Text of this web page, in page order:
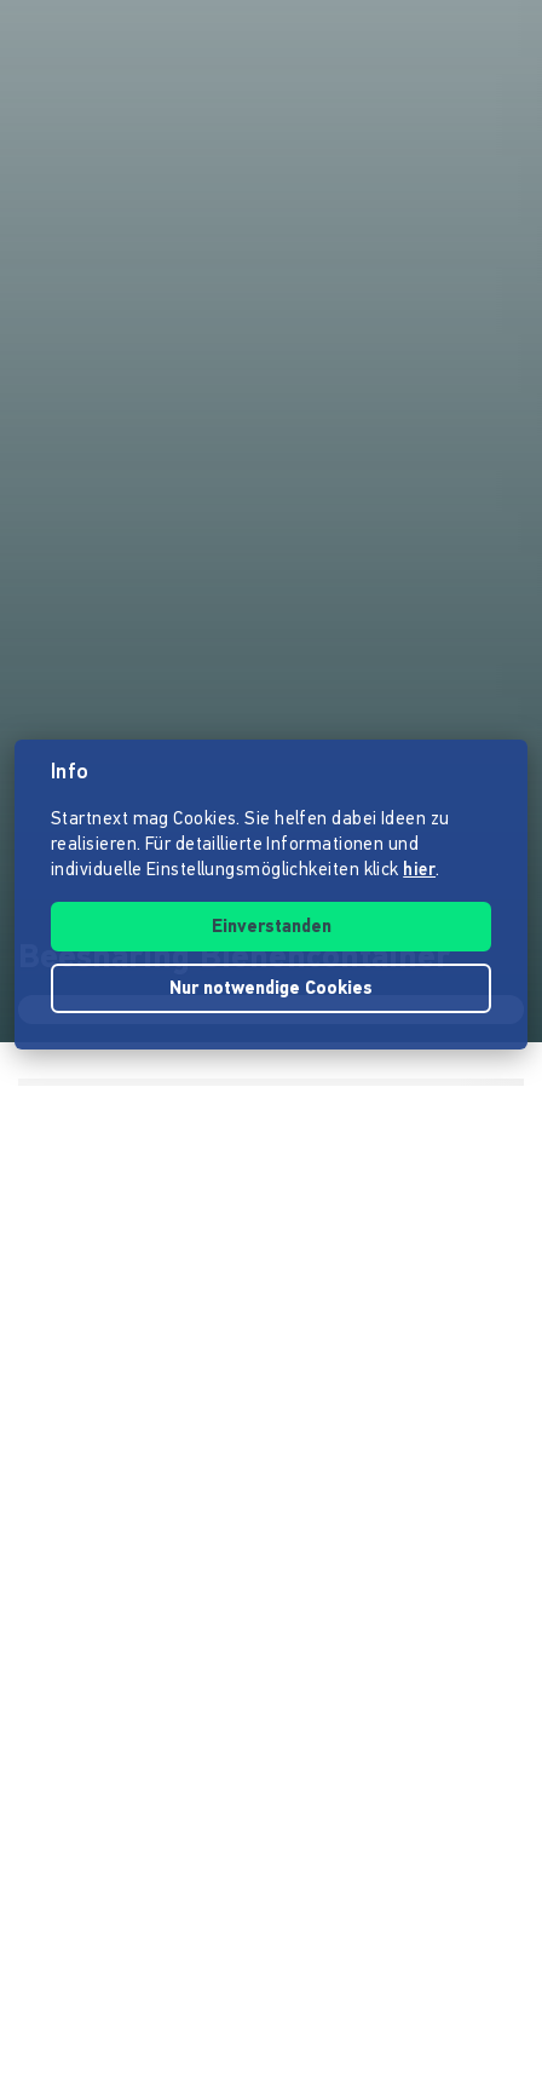
Beesharing Bienencontainer
Info
Startnext mag Cookies. Sie helfen dabei Ideen zu
realisieren. Für detaillierte Informationen und
individuelle Einstellungsmöglichkeiten klick hier.
Einverstanden
Nur notwendige Cookies